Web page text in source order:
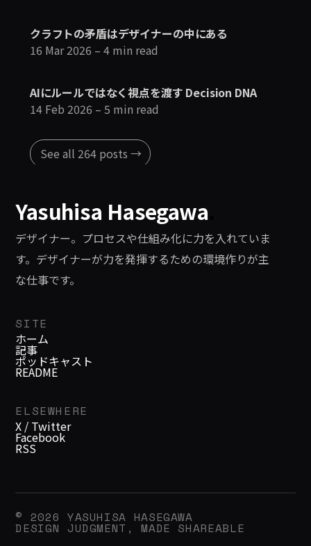
クラフトの矛盾はデザイナーの中にある
16 Mar 2026 – 4 min read
AIにルールではなく視点を渡す Decision DNA
14 Feb 2026 – 5 min read
See all 264 posts →
Yasuhisa Hasegawa
デザイナー。プロセスや仕組み化に力を入れていま
す。デザイナーが力を発揮するための環境作りが主
な仕事です。
SITE
ホーム
記事
ポッドキャスト
README
ELSEWHERE
X / Twitter
Facebook
RSS
© 2026 YASUHISA HASEGAWA
DESIGN JUDGMENT, MADE SHAREABLE